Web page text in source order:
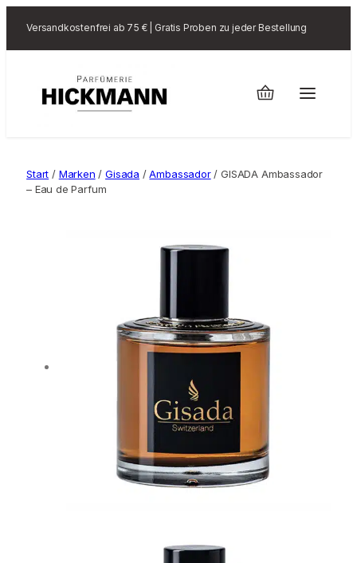
Versandkostenfrei ab 75 € | Gratis Proben zu jeder Bestellung
Start / Marken /Gisada /Ambassador/ GISADA Ambassador
– Eau de Parfum